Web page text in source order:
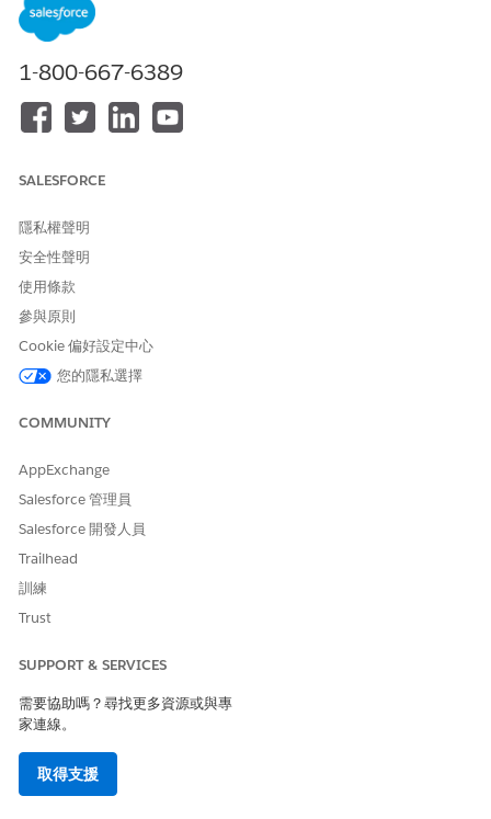
儲存您的變更。
此文章是否解決您的問題？
請讓我們知道，以便我們改進！
1-800-667-6389
SALESFORCE
隱私權聲明
安全性聲明
使用條款
參與原則
Cookie 偏好設定中心
您的隱私選擇
COMMUNITY
AppExchange
Salesforce 管理員
Salesforce 開發人員
Trailhead
訓練
Trust
SUPPORT & SERVICES
需要協助嗎？尋找更多資源或與專
家連線。
取得支援